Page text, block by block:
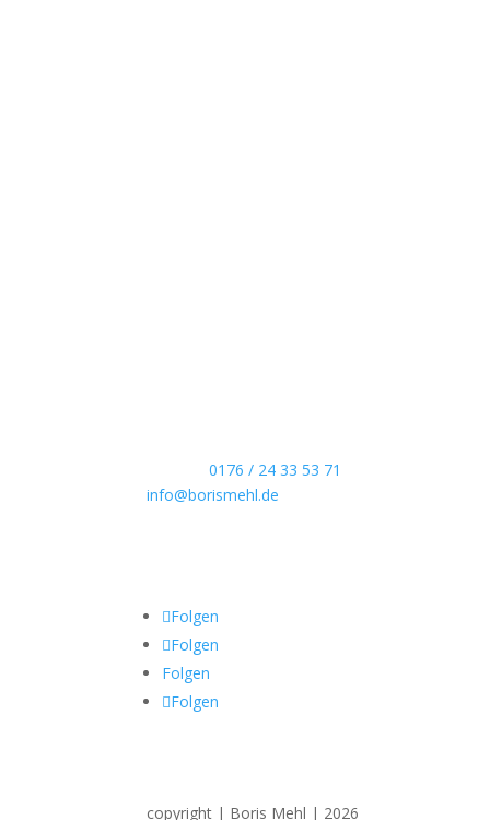
Telefon:0176 / 24 33 53 71
info@borismehl.de
Folgen
Folgen
Folgen
Folgen
copyright | Boris Mehl | 2026